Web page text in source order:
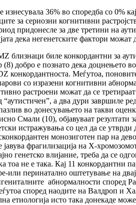
36% во споредба со 0%
за сериозни когнитивни
придонесле за две третини на
дека негенетските фактори
близнаци биле конкордантни за
добро е познато дека доцнењето
конкордантноста. Меѓутоа,
со изразени когнитивни
растроени можат да се
“аутистичен”, а два дури
во донесувањето на такви
Смали (10), објавуваат резултати
истражувања со цел да се
монозиготен пар на
фрагилизација на X-
генетско влијание, треба да
не е така. Кај 11 конкордантни
или перинатално оштетување на
абнормалности
според наодите на Валдроп
етиологија исто така донекаде